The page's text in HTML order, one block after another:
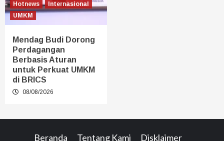
Hotnews
Internasional
UMKM
Mendag Budi Dorong
Perdagangan
Berbasis Aturan
untuk Perkuat UMKM
di BRICS
08/08/2026
Beranda Tentang Kami Disklaimer